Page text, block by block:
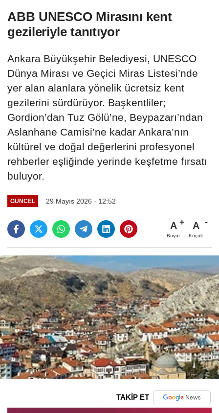
ABB UNESCO Mirasını kent
gezileriyle tanıtıyor
Ankara Büyükşehir Belediyesi, UNESCO
Dünya Mirası ve Geçici Miras Listesi’nde
yer alan alanlara yönelik ücretsiz kent
gezilerini sürdürüyor. Başkentliler;
Gordion’dan Tuz Gölü’ne, Beypazarı’ndan
Aslanhane Camisi’ne kadar Ankara’nın
kültürel ve doğal değerlerini profesyonel
rehberler eşliğinde yerinde keşfetme fırsatı
buluyor.
GÜNCEL 29 Mayıs 2026 - 12:52
A
Büyüt
A
Küçült
TAKİP ET